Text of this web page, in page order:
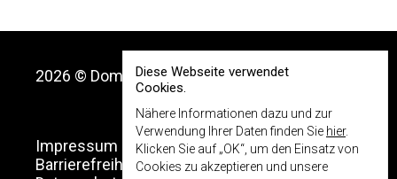
Diese Webseite verwendet
Cookies.
Nähere Informationen dazu und zur
Verwendung Ihrer Daten finden Sie hier.
Klicken Sie auf „OK“, um den Einsatz von
Cookies zu akzeptieren und unsere
2026 © Dom Museum Wien
Impressum
Barrierefreiheitserklärung